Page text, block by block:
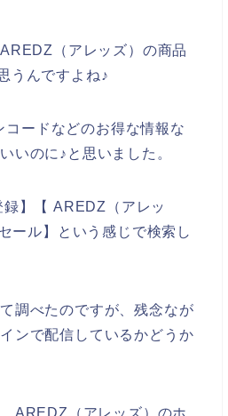
（アレッズ）の商品
うんですよね♪
ードなどのお得な情報な
いのに♪と思いました。
】【 AREDZ（アレッ
ール】という感じで検索し
調べたのですが、残念なが
ンで配信しているかどうか